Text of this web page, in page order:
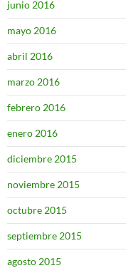
junio 2016
mayo 2016
abril 2016
marzo 2016
febrero 2016
enero 2016
diciembre 2015
noviembre 2015
octubre 2015
septiembre 2015
agosto 2015